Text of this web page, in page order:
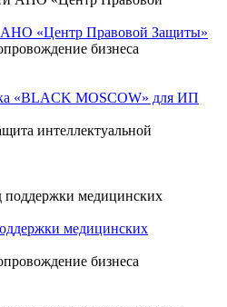
АНО «Центр Правовой Защиты»
бизнеса
«BLACK MOSCOW» для ИП
интеллектуальной
медицинских
бизнеса